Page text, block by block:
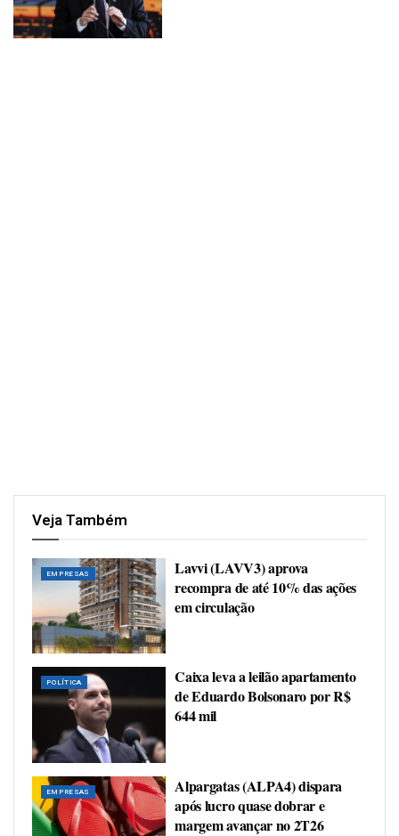
Veja Também
EMPRESAS
Lavvi (LAVV3) aprova
recompra de até 10% das ações
em circulação
POLÍTICA
Caixa leva a leilão apartamento
de Eduardo Bolsonaro por R$
644 mil
EMPRESAS
Alpargatas (ALPA4) dispara
após lucro quase dobrar e
margem avançar no 2T26